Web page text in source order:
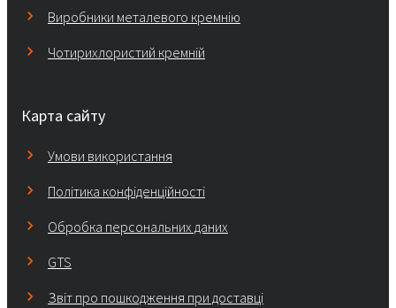
Виробники металевого кремнію
Чотирихлористий кремній
Карта сайту
Умови використання
Політика конфіденційності
Обробка персональних даних
GTS
Звіт про пошкодження при доставці